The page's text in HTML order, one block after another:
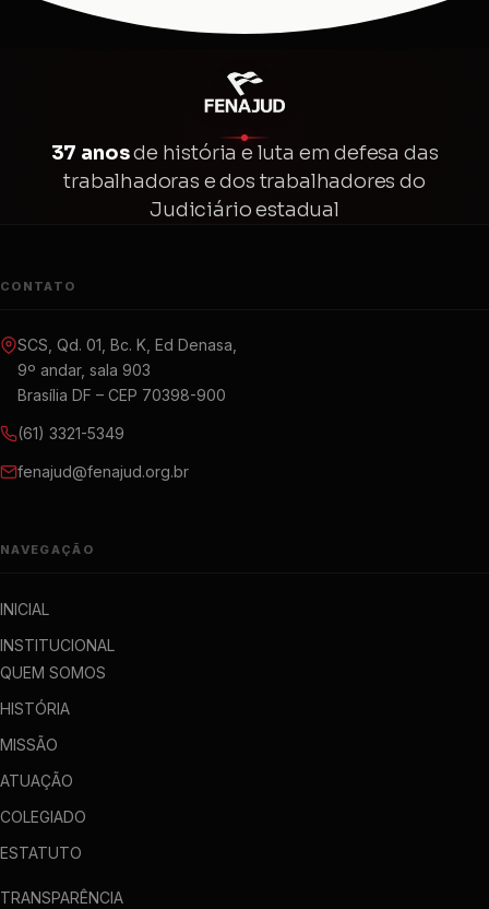
37 anosde história e luta em defesa das
trabalhadoras e dos trabalhadores do
Judiciário estadual
CONTATO
SCS, Qd. 01, Bc. K, Ed Denasa,
9º andar, sala 903
Brasília DF – CEP 70398-900
(61) 3321-5349
fenajud@fenajud.org.br
NAVEGAÇÃO
INICIAL
INSTITUCIONAL
QUEM SOMOS
HISTÓRIA
MISSÃO
ATUAÇÃO
COLEGIADO
ESTATUTO
TRANSPARÊNCIA